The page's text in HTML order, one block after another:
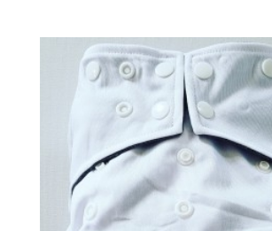
€223,20.€199,50.